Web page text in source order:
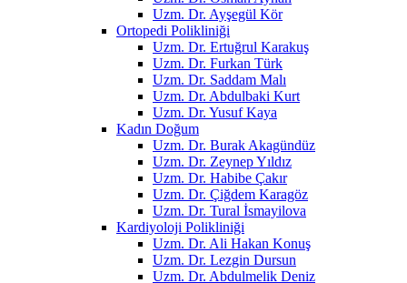
Uzm. Dr. Ayşegül Kör
Ortopedi Polikliniği
Uzm. Dr. Ertuğrul Karakuş
Uzm. Dr. Furkan Türk
Uzm. Dr. Saddam Malı
Uzm. Dr. Abdulbaki Kurt
Uzm. Dr. Yusuf Kaya
Kadın Doğum
Uzm. Dr. Burak Akagündüz
Uzm. Dr. Zeynep Yıldız
Uzm. Dr. Habibe Çakır
Uzm. Dr. Çiğdem Karagöz
Uzm. Dr. Tural İsmayilova
Kardiyoloji Polikliniği
Uzm. Dr. Ali Hakan Konuş
Uzm. Dr. Lezgin Dursun
Uzm. Dr. Abdulmelik Deniz